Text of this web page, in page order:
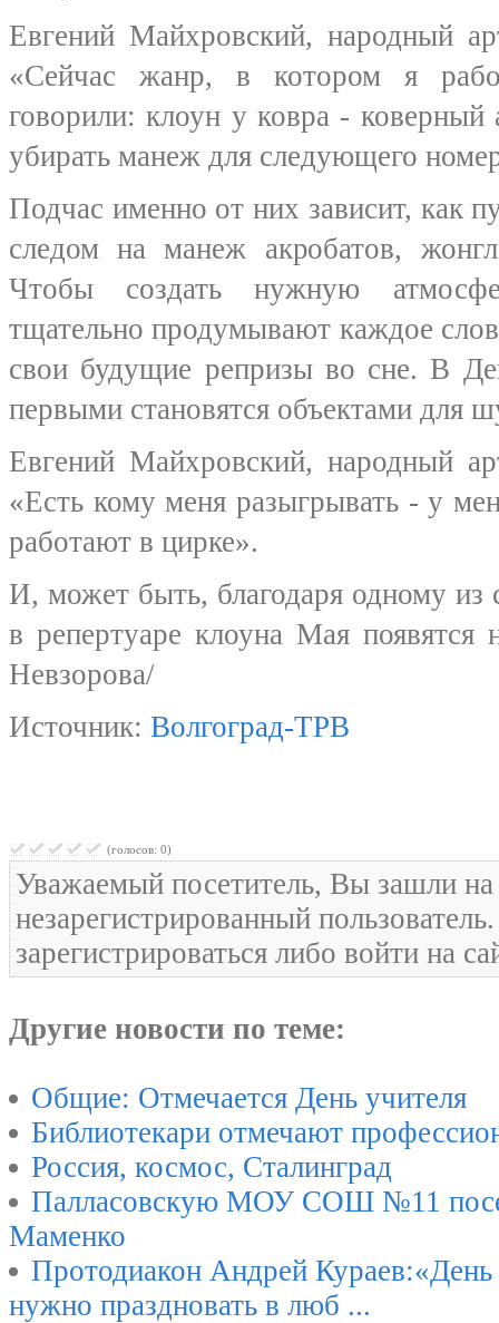
Евгений Майхровский, народный
«Сейчас жанр, в котором я
говорили: клоун у ковра - коверный
убирать манеж для следующего
Подчас именно от них зависит, как
следом на манеж акробатов,
Чтобы создать нужную
тщательно продумывают каждое
свои будущие репризы во сне. В
первыми становятся объектами для
Евгений Майхровский, народный
«Есть кому меня разыгрывать - у
работают в цирке».
И, может быть, благодаря одному
в репертуаре клоуна Мая
Невзорова/
Источник: Волгоград-ТРВ
(голосов: 0)
Уважаемый посетитель, Вы зашли на
незарегистрированный
зарегистрироваться либо войти на
Другие новости по теме:
Общие: Отмечается День учителя
Библиотекари отмечают
Россия, космос, Сталинград
Палласовскую МОУ СОШ №11
Маменко
Протодиакон Андрей Кураев:«День
нужно праздновать в люб ...